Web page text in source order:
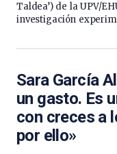
Taldea’) de la UPV/
investigación
Sara García
un gasto. Es
con creces a
por ello»